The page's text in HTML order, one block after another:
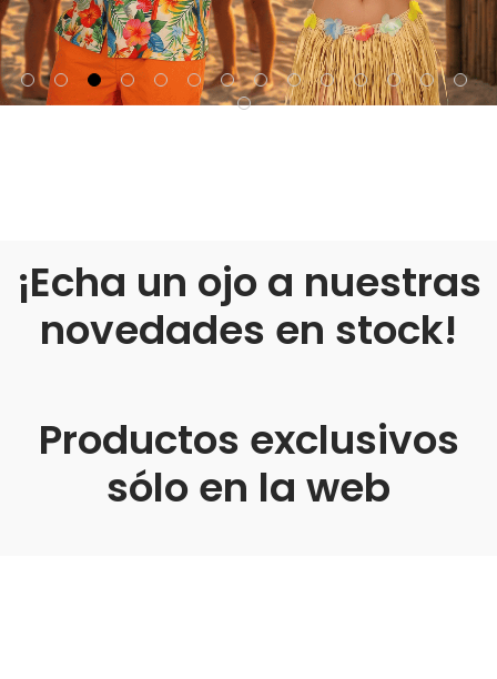
¡Echa un ojo a nuestras
novedades en stock!
Productos exclusivos
sólo en la web